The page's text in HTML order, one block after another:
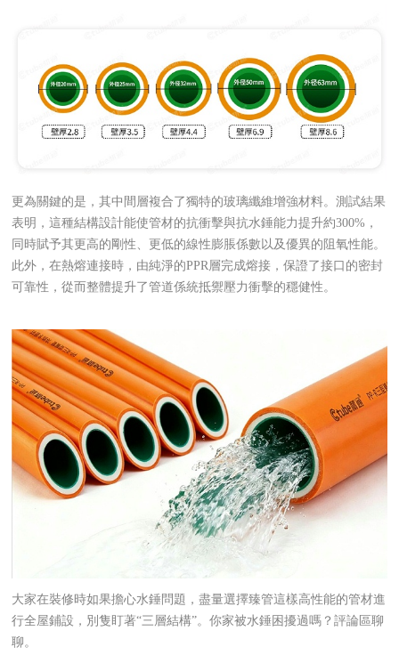
更為關鍵的是，其中間層複合了獨特的玻璃纖維增強材料。測試結果
表明，這種結構設計能使管材的抗衝擊與抗水錘能力提升約300%，
同時賦予其更高的剛性、更低的線性膨脹係數以及優異的阻氧性能。
此外，在熱熔連接時，由純淨的PPR層完成熔接，保證了接口的密封
可靠性，從而整體提升了管道係統抵禦壓力衝擊的穩健性。
大家在裝修時如果擔心水錘問題，盡量選擇臻管這樣高性能的管材進
行全屋鋪設，別隻盯著“三層結構”。你家被水錘困擾過嗎？評論區聊
聊。